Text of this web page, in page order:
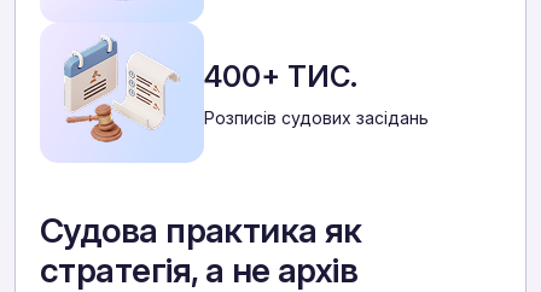
400+ ТИС.
Розписів судових засідань
Судова практика як
стратегія, а не архів